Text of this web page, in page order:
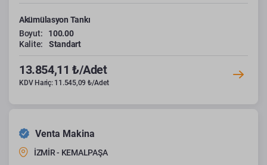
Akümülasyon Tankı
Boyut:
100.00
Kalite:
Standart
13.854,11 ₺/Adet
KDV Hariç: 11.545,09 ₺/Adet
Venta Makina
İZMİR - KEMALPAŞA